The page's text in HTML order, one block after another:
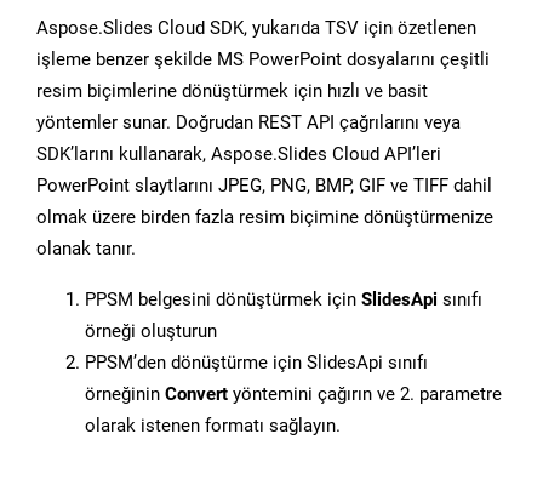
Aspose.Slides Cloud SDK, yukarıda TSV için özetlenen
işleme benzer şekilde MS PowerPoint dosyalarını çeşitli
resim biçimlerine dönüştürmek için hızlı ve basit
yöntemler sunar. Doğrudan REST API çağrılarını veya
SDK’larını kullanarak, Aspose.Slides Cloud API’leri
PowerPoint slaytlarını JPEG, PNG, BMP, GIF ve TIFF dahil
olmak üzere birden fazla resim biçimine dönüştürmenize
olanak tanır.
PPSM belgesini dönüştürmek için SlidesApi sınıfı
örneği oluşturun
PPSM’den dönüştürme için SlidesApi sınıfı
örneğinin Convert yöntemini çağırın ve 2. parametre
olarak istenen formatı sağlayın.